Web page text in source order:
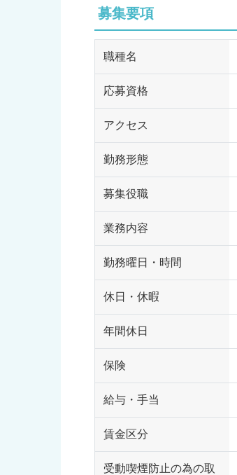
募集要項
職種名
応募資格
アクセス
勤務形態
募集役職
業務内容
勤務曜日・時間
休日・休暇
年間休日
保険
給与・手当
賃金区分
受動喫煙防止の為の取